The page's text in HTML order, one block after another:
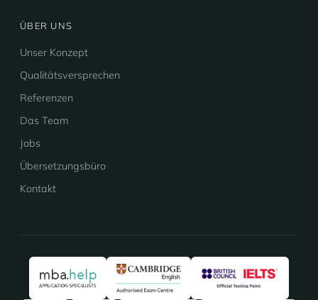
ÜBER UNS
Unser Konzept
Qualitätsversprechen
Referenzen
Das Team
Jobs
Übersetzungsbüro
Kontakt